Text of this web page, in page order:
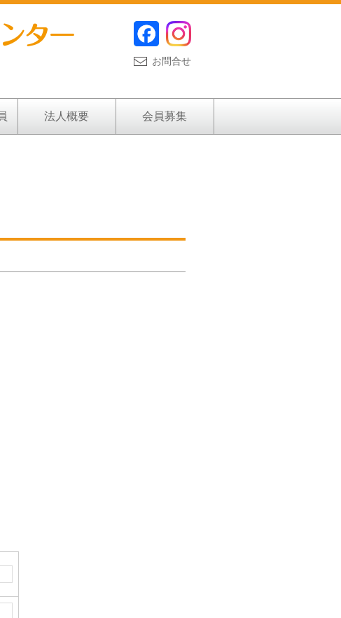
お問合せ
法人概要 会員募集